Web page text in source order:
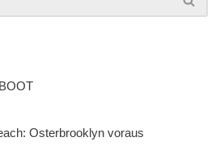
Osterbrooklyn voraus